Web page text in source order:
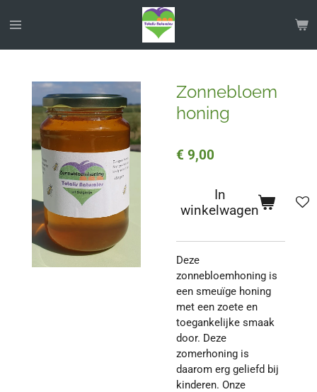
direct
Zonnebloem
honing
€ 9,00
In
winkelwagen
Deze
zonnebloemhoning is
een smeuïge honing
met een zoete en
toegankelijke smaak
door. Deze
zomerhoning is
daarom erg geliefd bij
kinderen. Onze